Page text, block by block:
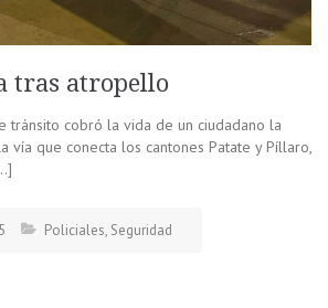
tras atropello
tránsito cobró la vida de un ciudadano la
vía que conecta los cantones Patate y Píllaro,
Policiales, Seguridad